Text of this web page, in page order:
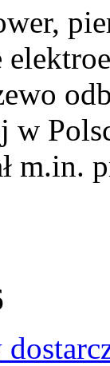
w
m.in.